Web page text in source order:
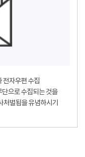
전자우편 수집
으로 수집되는 것을
처벌됨을 유념하시기